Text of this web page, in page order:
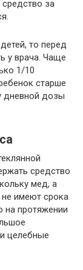
за
то перед
у врача. Чаще
1/10
старше
дневной дозы
средство
мед, а
не имеют срока
на протяжении
целебные